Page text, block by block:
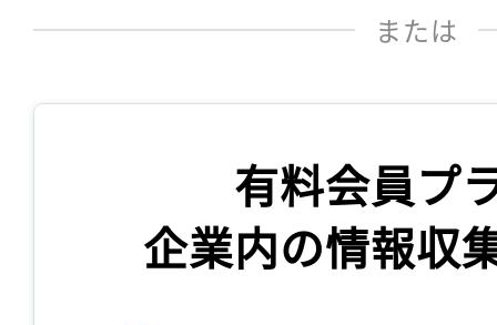
または
有料会員プ
企業内の情報収